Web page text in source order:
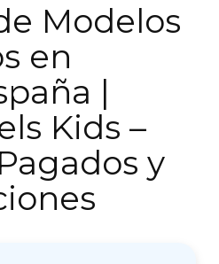
Modelos
en
|
Kids –
y